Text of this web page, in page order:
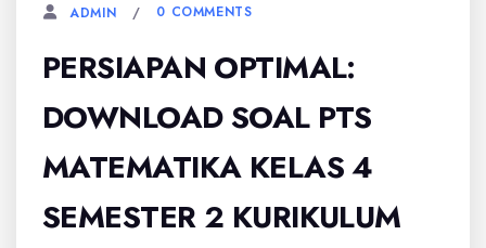
ADMIN 0 COMMENTS
PERSIAPAN OPTIMAL:
DOWNLOAD SOAL PTS
MATEMATIKA KELAS 4
SEMESTER 2 KURIKULUM